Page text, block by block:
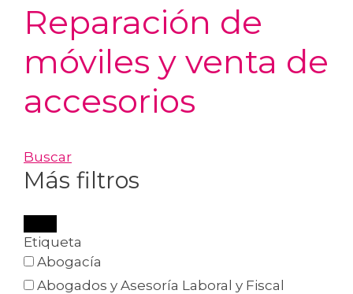
Reparación de
móviles y venta de
accesorios
Buscar
Más filtros
Etiqueta
Abogacía
Abogados y Asesoría Laboral y Fiscal